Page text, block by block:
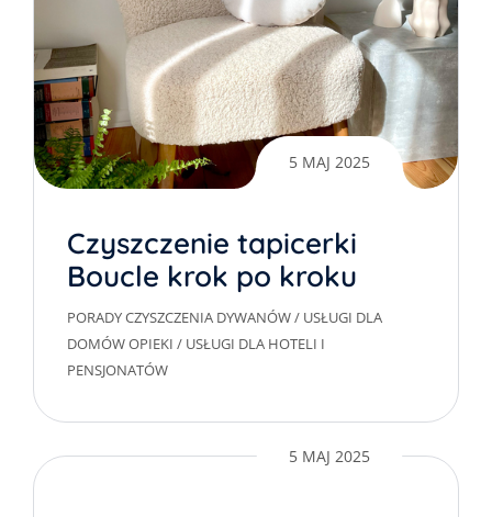
5 MAJ 2025
Czyszczenie tapicerki
Boucle krok po kroku
PORADY CZYSZCZENIA DYWANÓW/ USŁUGI DLA
DOMÓW OPIEKI / USŁUGI DLA HOTELI I
PENSJONATÓW
5 MAJ 2025